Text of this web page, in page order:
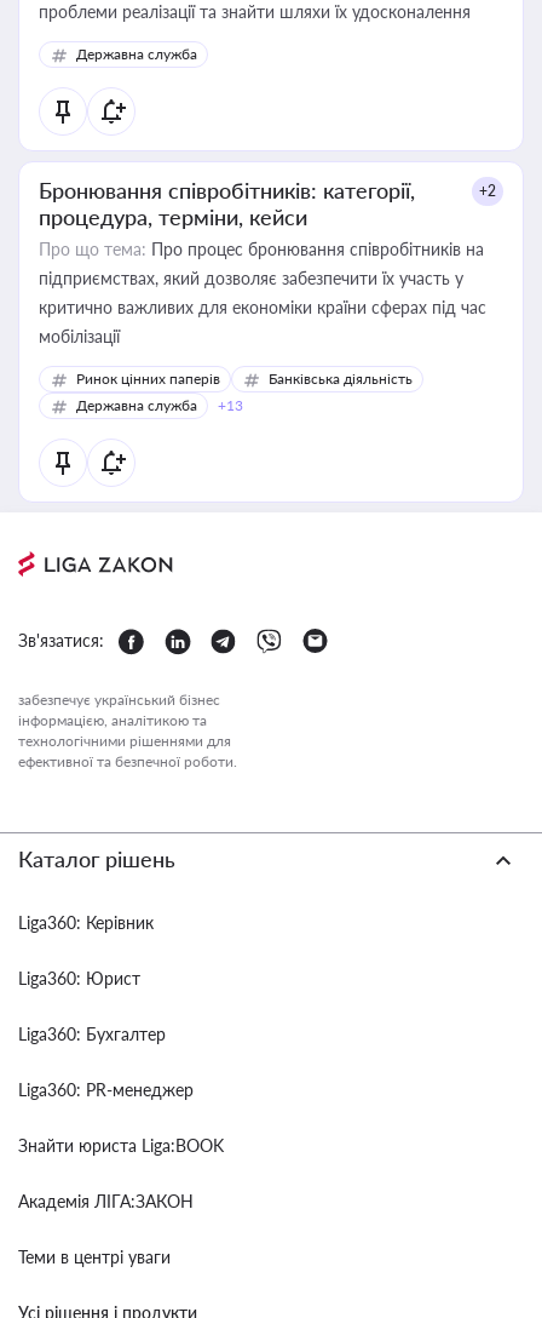
проблеми реалізації та знайти шляхи їх удосконалення
Державна служба
Бронювання співробітників: категорії,
процедура, терміни, кейси
+2
Про що тема: Про процес бронювання співробітників на
підприємствах, який дозволяє забезпечити їх участь у
критично важливих для економіки країни сферах під час
мобілізації
Ринок цінних паперів
Банківська діяльність
Державна служба
+13
Зв'язатися:
забезпечує український бізнес
інформацією, аналітикою та
технологічними рішеннями для
ефективної та безпечної роботи.
Каталог рішень
Liga360: Керівник
Liga360: Юрист
Liga360: Бухгалтер
Liga360: PR-менеджер
Знайти юриста Liga:BOOK
Академія ЛІГА:ЗАКОН
Теми в центрі уваги
Усі рішення і продукти